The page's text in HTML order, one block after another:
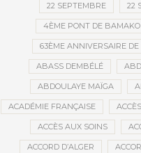
22 SEPTEMBRE 22
4ÈME PONT DE BAMAKO
63ÈME ANNIVERSAIRE
ABASS DEMBÉLÉ
ABDOULAYE MAÏGA
ACADÉMIE FRANÇAISE
ACCÈS AUX SOINS
ACCORD D’ALGER